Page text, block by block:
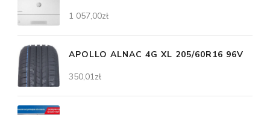
1 057,00zł
APOLLO ALNAC 4G XL 205/60R16 96V
350,01zł